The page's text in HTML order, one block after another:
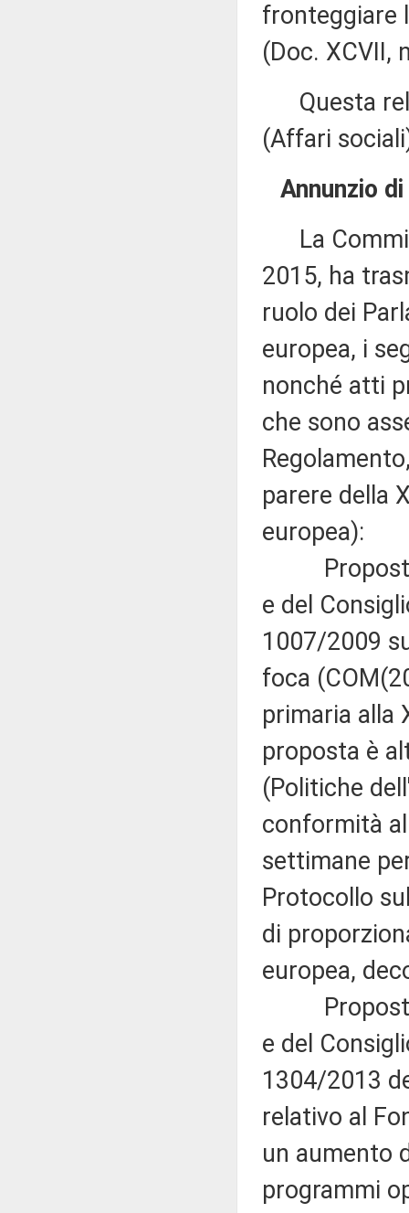
fronteggiare
(Doc. XCVII,
Questa
(Affari
Annunzio
La
2015, ha
ruolo dei
europea, i
nonché atti
che sono
parere della
europea):
Proposta
e del
1007/2009
foca
primaria alla
proposta è
(Politiche
conformità
settimane
Protocollo
di
europea,
Proposta
e del
1304/2013
relativo al
un aumento
programmi